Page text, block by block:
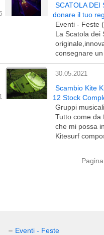
SCATOLA
donare il tuo
Eventi - Feste
La Scatola dei
consegnare un
30.05.2021
Scambio Kite
12 Stock
Gruppi
Tutto come da
che mi possa
Kitesurf
Pagina
Eventi - Feste